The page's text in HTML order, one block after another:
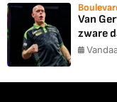
Van
zware